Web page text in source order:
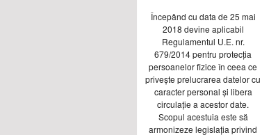
Începând cu data de 25 mai
2018 devine aplicabil
Regulamentul U.E. nr.
679/2014 pentru protecția
persoanelor fizice în ceea ce
privește prelucrarea datelor cu
caracter personal și libera
circulație a acestor date.
Scopul acestuia este să
armonizeze legislația privind